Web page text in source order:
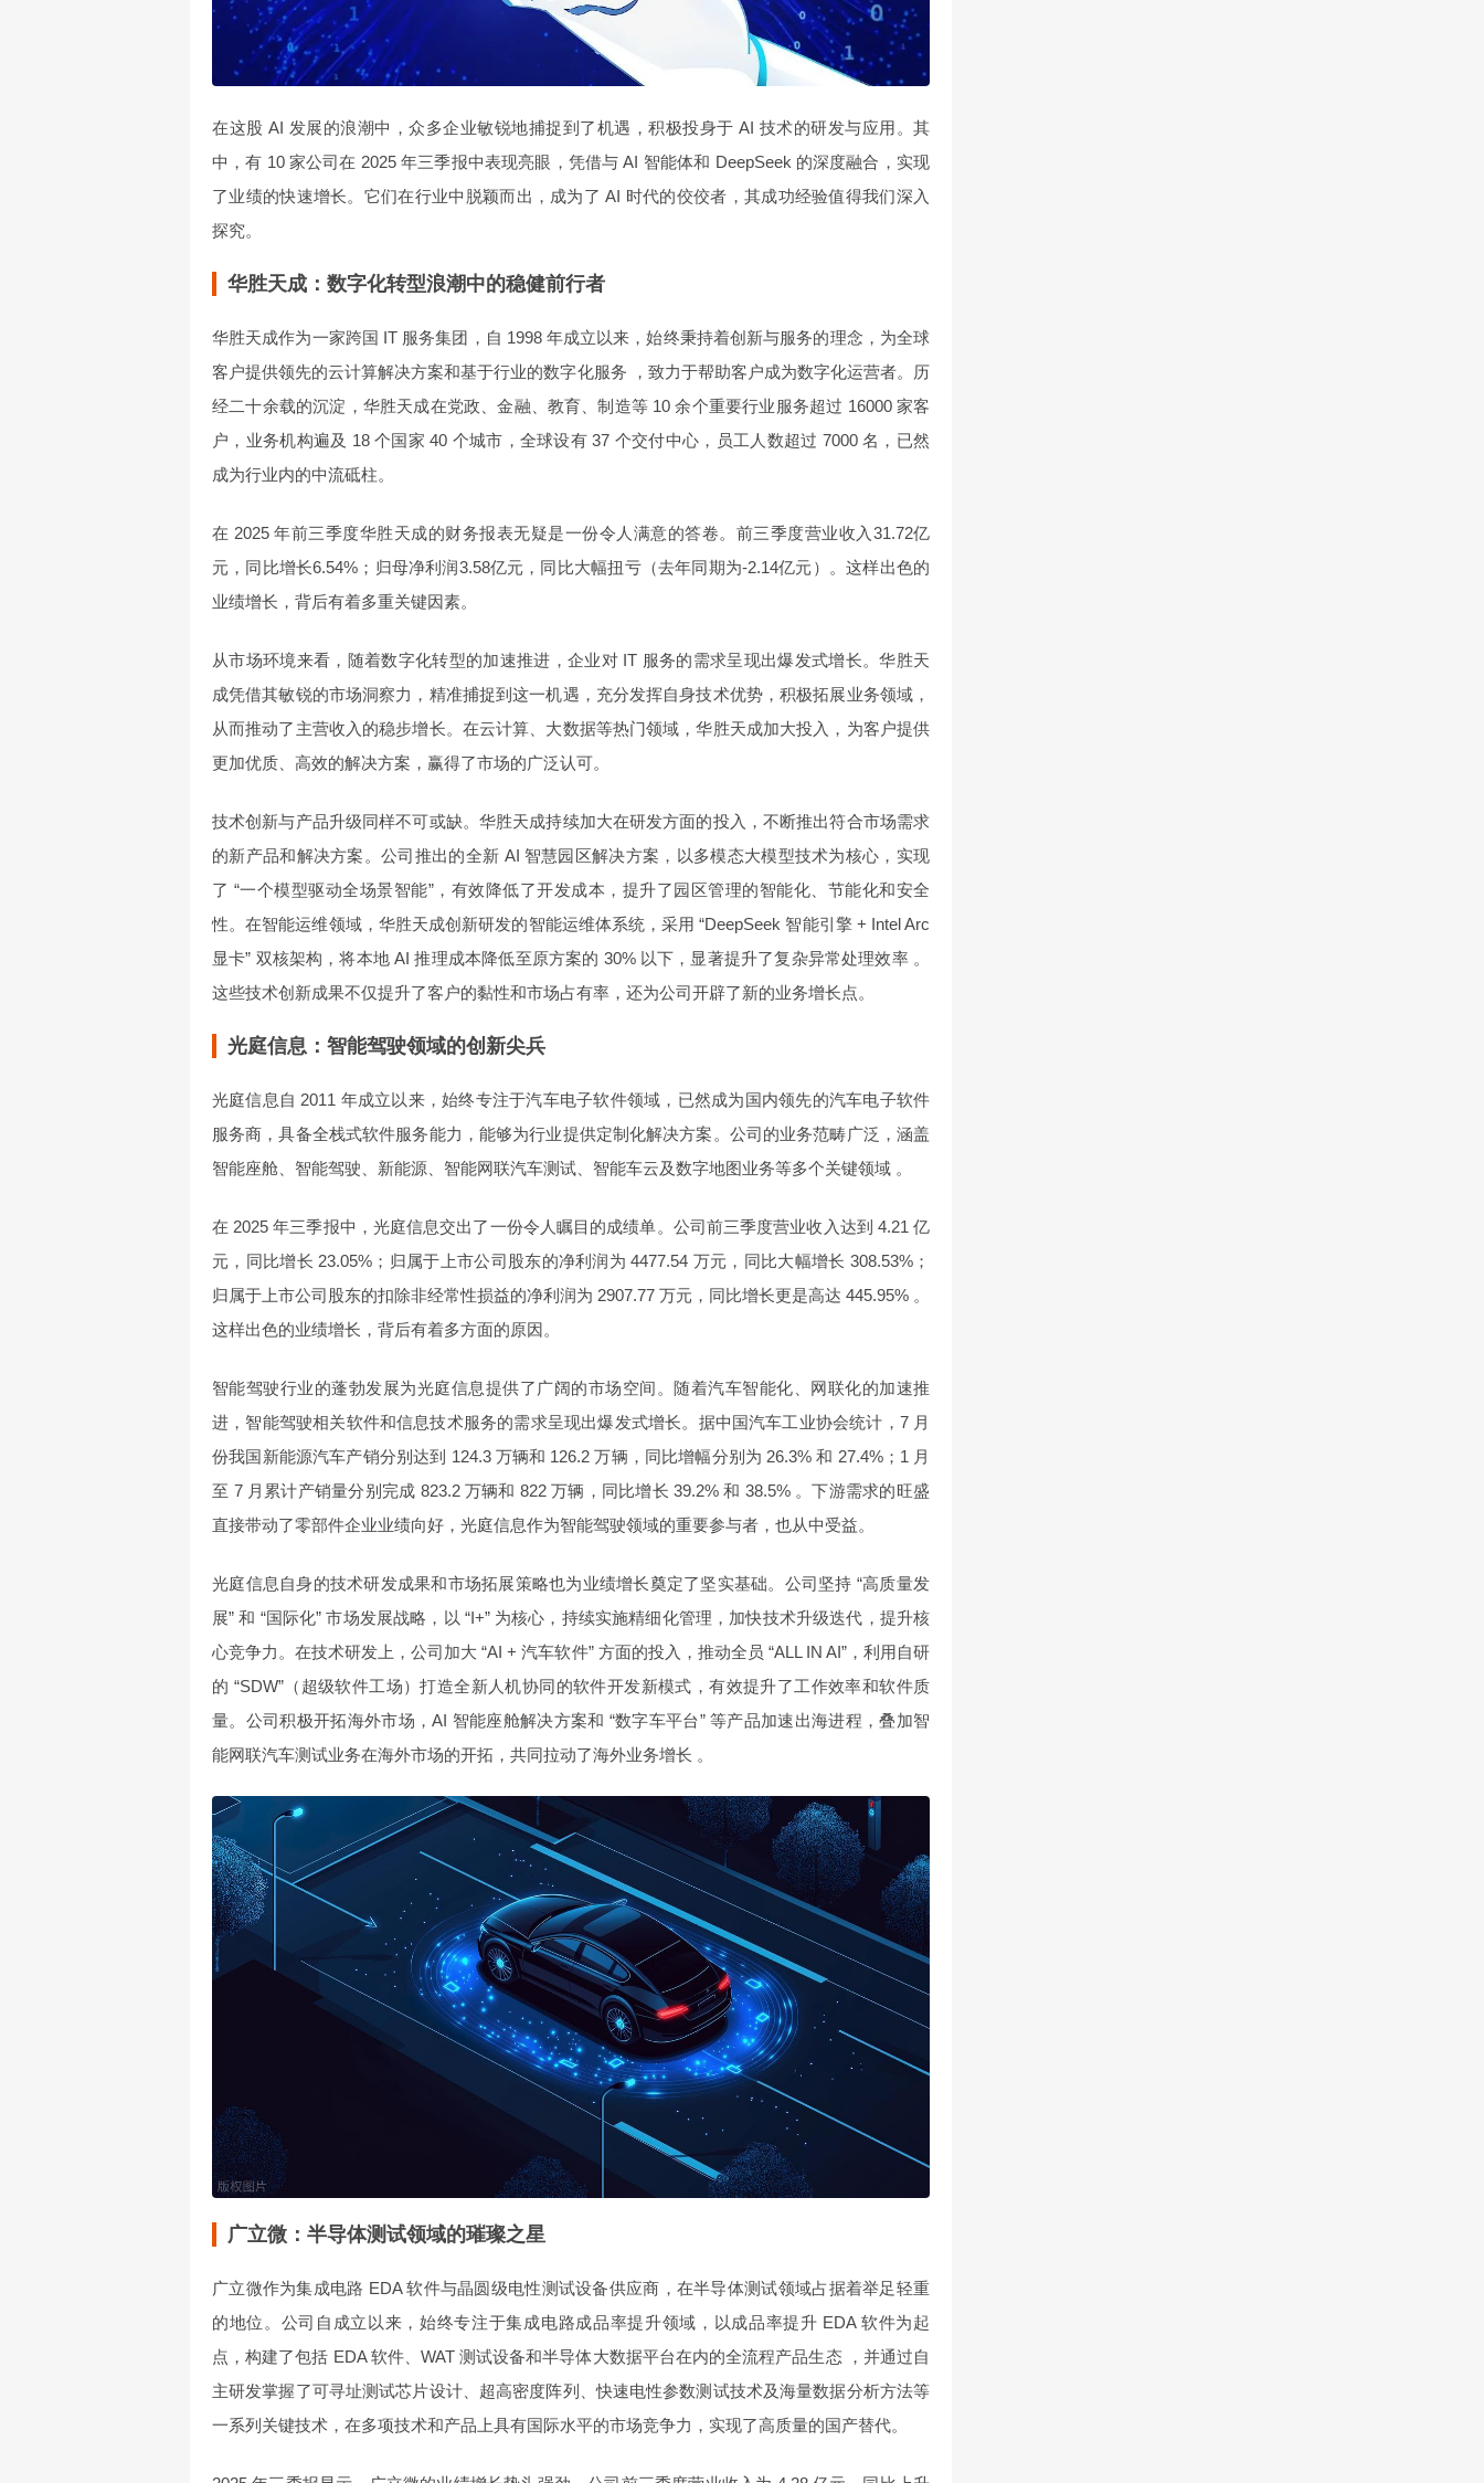
在这股 AI 发展的浪潮中，众多企业敏锐地捕捉到了机遇，积极投身于 AI 技术的研发与应用。其
中，有 10 家公司在 2025 年三季报中表现亮眼，凭借与 AI 智能体和 DeepSeek 的深度融合，实现
了业绩的快速增长。它们在行业中脱颖而出，成为了 AI 时代的佼佼者，其成功经验值得我们深入
探究。
华胜天成：数字化转型浪潮中的稳健前行者
华胜天成作为一家跨国 IT 服务集团，自 1998 年成立以来，始终秉持着创新与服务的理念，为全球
客户提供领先的云计算解决方案和基于行业的数字化服务 ，致力于帮助客户成为数字化运营者。历
经二十余载的沉淀，华胜天成在党政、金融、教育、制造等 10 余个重要行业服务超过 16000 家客
户，业务机构遍及 18 个国家 40 个城市，全球设有 37 个交付中心，员工人数超过 7000 名，已然
成为行业内的中流砥柱。
在 2025 年前三季度华胜天成的财务报表无疑是一份令人满意的答卷。前三季度营业收入31.72亿
元，同比增长6.54%；归母净利润3.58亿元，同比大幅扭亏（去年同期为-2.14亿元）。这样出色的
业绩增长，背后有着多重关键因素。
从市场环境来看，随着数字化转型的加速推进，企业对 IT 服务的需求呈现出爆发式增长。华胜天
成凭借其敏锐的市场洞察力，精准捕捉到这一机遇，充分发挥自身技术优势，积极拓展业务领域，
从而推动了主营收入的稳步增长。在云计算、大数据等热门领域，华胜天成加大投入，为客户提供
更加优质、高效的解决方案，赢得了市场的广泛认可。
技术创新与产品升级同样不可或缺。华胜天成持续加大在研发方面的投入，不断推出符合市场需求
的新产品和解决方案。公司推出的全新 AI 智慧园区解决方案，以多模态大模型技术为核心，实现
了 “一个模型驱动全场景智能”，有效降低了开发成本，提升了园区管理的智能化、节能化和安全
性。在智能运维领域，华胜天成创新研发的智能运维体系统，采用 “DeepSeek 智能引擎 + Intel Arc
显卡” 双核架构，将本地 AI 推理成本降低至原方案的 30% 以下，显著提升了复杂异常处理效率 。
这些技术创新成果不仅提升了客户的黏性和市场占有率，还为公司开辟了新的业务增长点。
光庭信息：智能驾驶领域的创新尖兵
光庭信息自 2011 年成立以来，始终专注于汽车电子软件领域，已然成为国内领先的汽车电子软件
服务商，具备全栈式软件服务能力，能够为行业提供定制化解决方案。公司的业务范畴广泛，涵盖
智能座舱、智能驾驶、新能源、智能网联汽车测试、智能车云及数字地图业务等多个关键领域 。
在 2025 年三季报中，光庭信息交出了一份令人瞩目的成绩单。公司前三季度营业收入达到 4.21 亿
元，同比增长 23.05%；归属于上市公司股东的净利润为 4477.54 万元，同比大幅增长 308.53%；
归属于上市公司股东的扣除非经常性损益的净利润为 2907.77 万元，同比增长更是高达 445.95% 。
这样出色的业绩增长，背后有着多方面的原因。
智能驾驶行业的蓬勃发展为光庭信息提供了广阔的市场空间。随着汽车智能化、网联化的加速推
进，智能驾驶相关软件和信息技术服务的需求呈现出爆发式增长。据中国汽车工业协会统计，7 月
份我国新能源汽车产销分别达到 124.3 万辆和 126.2 万辆，同比增幅分别为 26.3% 和 27.4%；1 月
至 7 月累计产销量分别完成 823.2 万辆和 822 万辆，同比增长 39.2% 和 38.5% 。下游需求的旺盛
直接带动了零部件企业业绩向好，光庭信息作为智能驾驶领域的重要参与者，也从中受益。
光庭信息自身的技术研发成果和市场拓展策略也为业绩增长奠定了坚实基础。公司坚持 “高质量发
展” 和 “国际化” 市场发展战略，以 “I+” 为核心，持续实施精细化管理，加快技术升级迭代，提升核
心竞争力。在技术研发上，公司加大 “AI + 汽车软件” 方面的投入，推动全员 “ALL IN AI”，利用自研
的 “SDW”（超级软件工场）打造全新人机协同的软件开发新模式，有效提升了工作效率和软件质
量。公司积极开拓海外市场，AI 智能座舱解决方案和 “数字车平台” 等产品加速出海进程，叠加智
能网联汽车测试业务在海外市场的开拓，共同拉动了海外业务增长 。
广立微：半导体测试领域的璀璨之星
广立微作为集成电路 EDA 软件与晶圆级电性测试设备供应商，在半导体测试领域占据着举足轻重
的地位。公司自成立以来，始终专注于集成电路成品率提升领域，以成品率提升 EDA 软件为起
点，构建了包括 EDA 软件、WAT 测试设备和半导体大数据平台在内的全流程产品生态 ，并通过自
主研发掌握了可寻址测试芯片设计、超高密度阵列、快速电性参数测试技术及海量数据分析方法等
一系列关键技术，在多项技术和产品上具有国际水平的市场竞争力，实现了高质量的国产替代。